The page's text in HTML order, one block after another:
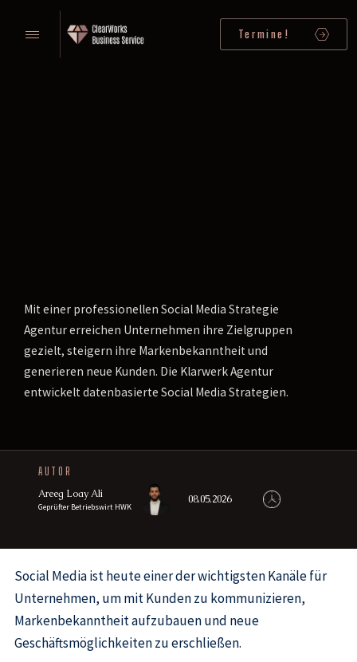
Termine!
Mit einer professionellen Social Media Strategie
Agentur erreichen Unternehmen ihre Zielgruppen
gezielt, steigern ihre Markenbekanntheit und
generieren neue Kunden. Die Klarwerk Agentur
entwickelt datenbasierte Social Media Strategien.
AUTOR
Areeg Loay Ali
Geprüfter Betriebswirt HWK
08.05.2026
Social Media ist heute einer der wichtigsten Kanäle für
Unternehmen, um mit Kunden zu kommunizieren,
Markenbekanntheit aufzubauen und neue
Geschäftsmöglichkeiten zu erschließen.